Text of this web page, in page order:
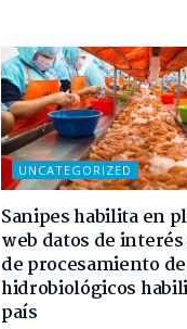
UNCATEGORIZED
Sanipes habilita en
web datos de
de procesamiento
hidrobiológicos
país